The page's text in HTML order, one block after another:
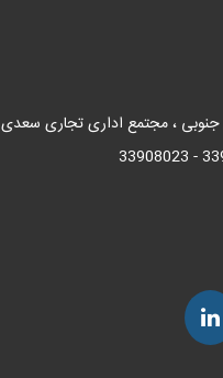
، مجتمع اداری تجاری سعدی